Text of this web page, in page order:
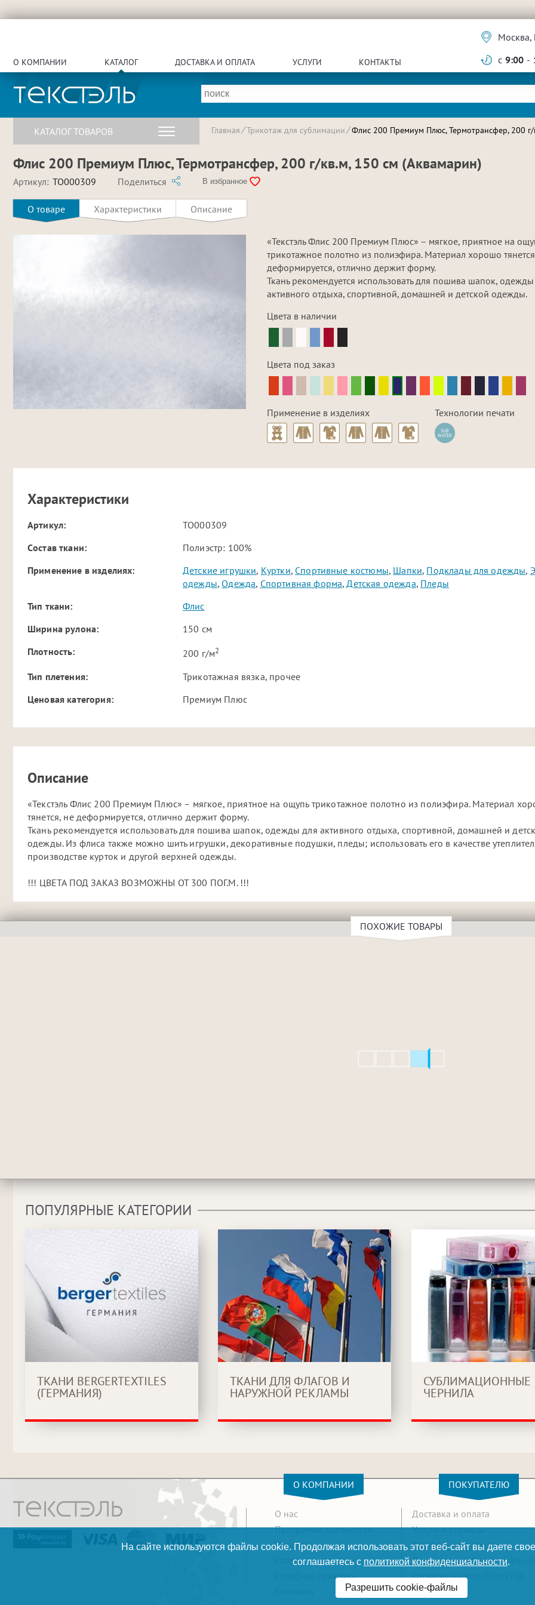
О КОМПАНИИ КАТАЛОГ ДОСТАВКА И ОПЛАТА УСЛУГИ КОНТАКТЫ
Москва,
с 9:00 -
КАТАЛОГ ТОВАРОВ Главная Трикотаж для сублимации Флис 200 Премиум Плюс, Термотрансфер, 200
Флис 200 Премиум Плюс, Термотрансфер, 200 г/кв.м, 150 см (Аквамарин)
Артикул: TO000309 Поделиться В избранное
О товаре Характеристики Описание
«Текстэль Флис 200 Премиум Плюс» – мягкое, приятное на
трикотажное полотно из полиэфира. Материал хорошо
деформируется, отлично держит форму.
Ткань рекомендуется использовать для пошива шапок,
активного отдыха, спортивной, домашней и детской одежды.
Цвета в наличии
Цвета под заказ
Применение в изделиях Технологии печати
SUB
WATER
Характеристики
Артикул:
TO000309
Cостав ткани:
Полиэстр: 100%
Применение в изделиях:
Детские игрушки, Куртки, Спортивные костюмы, Шапки, Подклады для одежды,
одежды,Одежда, Спортивная форма,Детская одежда, Пледы
Тип ткани:
Флис
Ширина рулона:
150 см
Плотность:
200 г/м2
Тип плетения:
Трикотажная вязка, прочее
Ценовая категория:
Премиум Плюс
Описание
«Текстэль Флис 200 Премиум Плюс» – мягкое, приятное на ощупь трикотажное полотно из полиэфира. Материал
тянется, не деформируется, отлично держит форму.
Ткань рекомендуется использовать для пошива шапок, одежды для активного отдыха, спортивной, домашней и
одежды. Из флиса также можно шить игрушки, декоративные подушки, пледы; использовать его в качестве
производстве курток и другой верхней одежды.
!!! ЦВЕТА ПОД ЗАКАЗ ВОЗМОЖНЫ ОТ 300 ПОГ.М. !!!
ПОХОЖИЕ ТОВАРЫ
ПОПУЛЯРНЫЕ КАТЕГОРИИ
ТКАНИ BERGERTEXTILES
(ГЕРМАНИЯ)
ТКАНИ ДЛЯ ФЛАГОВ И
НАРУЖНОЙ РЕКЛАМЫ
СУБЛИМАЦИОННЫЕ
ЧЕРНИЛА
О КОМПАНИИ
О нас
Программа лояльности
Новости
Статьи
Судебная практика
ПОКУПАТЕЛЮ
Доставка и оплата
Услуги и сервисы
Как оформить заказ
Политика
Согласие на обработку ПД
На сайте используются файлы cookie. Продолжая использовать этот веб-сайт вы даете
соглашаетесь с политикой конфиденциальности.
Разрешить cookie-файлы